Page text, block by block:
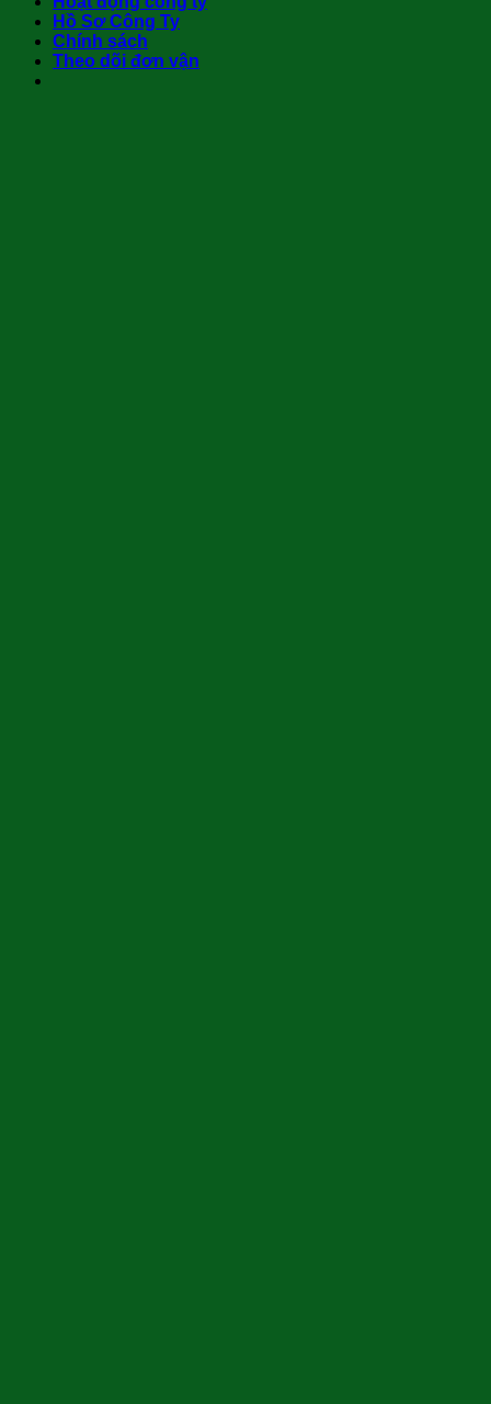
Hồ Sơ Công Ty
Chính sách
Theo dõi đơn vận